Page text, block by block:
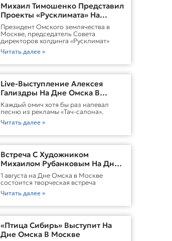
Михаил Тимошенко Представил
Проекты «Русклимата» На
Форуме России И Казахстана
Президент Омского землячества в
Москве, председатель Совета
директоров холдинга «Русклимат»
Читать далее »
Live-Выступление Алексея
Гализдры На Дне Омска В
Москве
Каждый омич хотя бы раз напевал
песню из рекламы «Тач-салона».
Читать далее »
Встреча С Художником
Михаилом Рубанковым На Дне
Омска В Москве
1 августа на Дне Омска в Москве
состоится творческая встреча
Читать далее »
«Птица Сибирь» Выступит На
Дне Омска В Москве